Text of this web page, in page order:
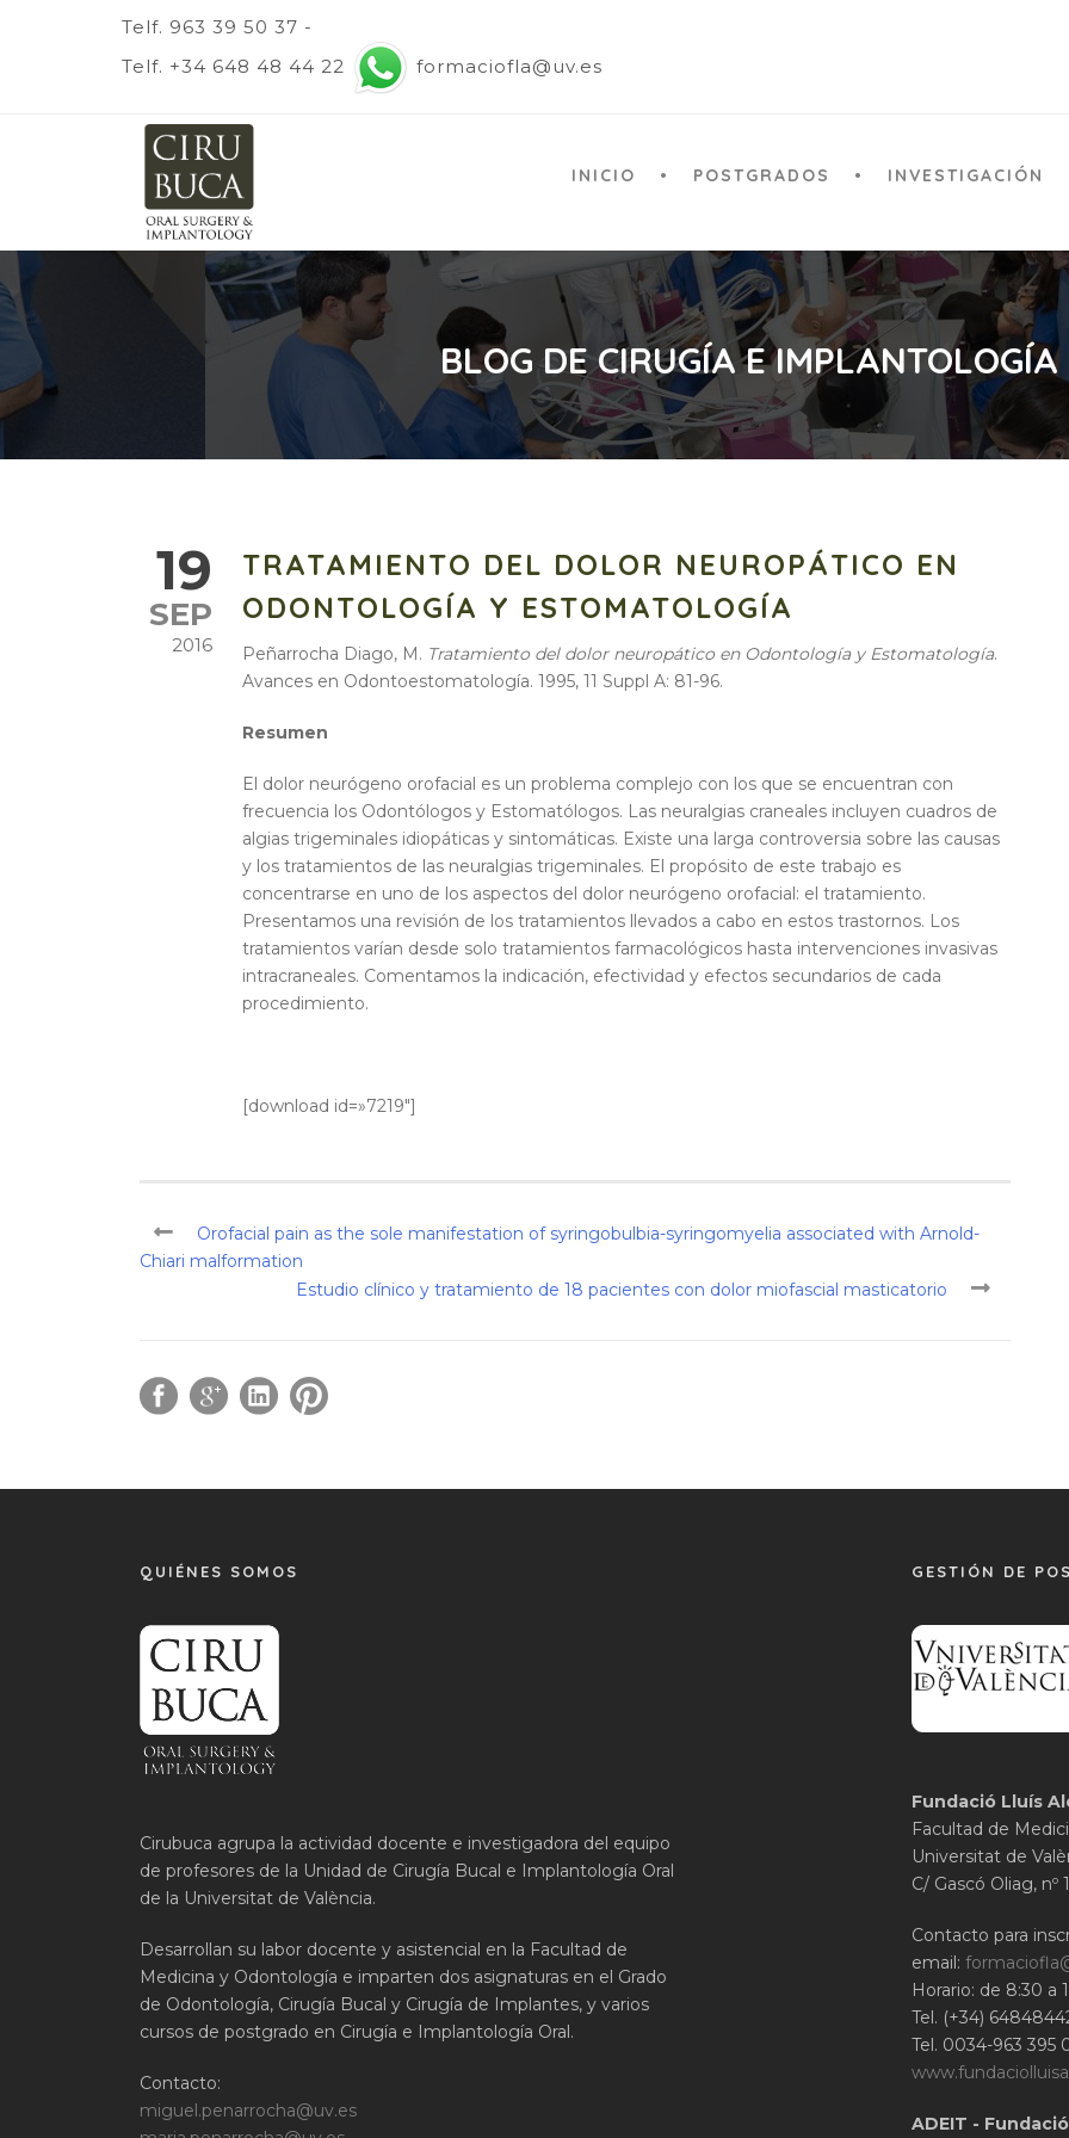
Telf. 963 39 50 37 -
Telf. +34 648 48 44 22
formaciofla@uv.es
INICIO POSTGRADOS INVESTIGACIÓN
BLOG DE CIRUGÍA E
19
SEP
2016
TRATAMIENTO DEL DOLOR NEUROPÁTICO EN
ODONTOLOGÍA Y ESTOMATOLOGÍA
Peñarrocha Diago, M. Tratamiento del dolor neuropático en Odontología y Estomatología.
Avances en Odontoestomatología. 1995, 11 Suppl A: 81-96.
Resumen
El dolor neurógeno orofacial es un problema complejo con los que se encuentran con
frecuencia los Odontólogos y Estomatólogos. Las neuralgias craneales incluyen cuadros de
algias trigeminales idiopáticas y sintomáticas. Existe una larga controversia sobre las causas
y los tratamientos de las neuralgias trigeminales. El propósito de este trabajo es
concentrarse en uno de los aspectos del dolor neurógeno orofacial: el tratamiento.
Presentamos una revisión de los tratamientos llevados a cabo en estos trastornos. Los
tratamientos varían desde solo tratamientos farmacológicos hasta intervenciones invasivas
intracraneales. Comentamos la indicación, efectividad y efectos secundarios de cada
procedimiento.
[download id=»7219″]
Orofacial pain as the sole manifestation of syringobulbia-syringomyelia associated with Arnold-
Chiari malformation
Estudio clínico y tratamiento de 18 pacientes con dolor miofascial masticatorio
QUIÉNES SOMOS
Cirubuca agrupa la actividad docente e investigadora del equipo
de profesores de la Unidad de Cirugía Bucal e Implantología Oral
de la Universitat de València.
Desarrollan su labor docente y asistencial en la Facultad de
Medicina y Odontología e imparten dos asignaturas en el Grado
de Odontología, Cirugía Bucal y Cirugía de Implantes, y varios
cursos de postgrado en Cirugía e Implantología Oral.
Contacto:
miguel.penarrocha@uv.es
GESTIÓN DE
Fundació Lluís
Facultad de
Universitat de
C/ Gascó Oliag, nº
Contacto para
email:
Horario: de 8:30 a
Tel. (+34)
Tel. 0034-963 395
ADEIT -